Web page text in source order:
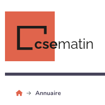
csematin
Annuaire